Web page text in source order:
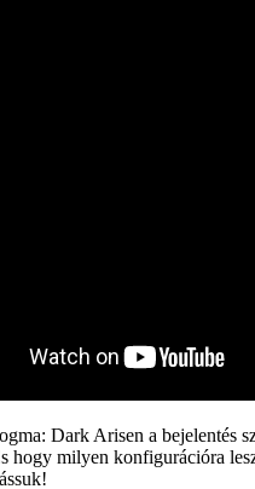
Dark Arisen a bejelentés
hogy milyen konfigurációra